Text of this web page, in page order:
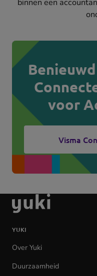
binnen een
voor
Visma
Ga
naar
homepage
YUKI
Over Yuki
Duurzaamheid